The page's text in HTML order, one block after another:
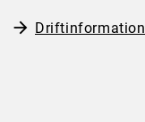
Driftinformation